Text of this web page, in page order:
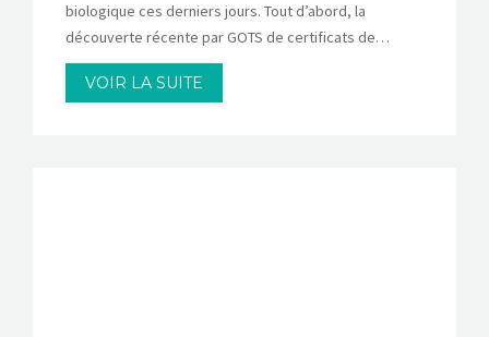
biologique ces derniers jours. Tout d’abord, la
découverte récente par GOTS de certificats de…
VOIR LA SUITE